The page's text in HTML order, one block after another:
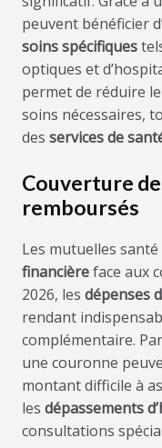
peuvent bénéficier
soins spécifiques
optiques et
permet de réduire
soins nécessaires,
des services de
Couverture
remboursés
Les mutuelles
financièreface aux
2026, les dépenses
rendant
complémentaire.
une couronne
montant difficile à
les dépassements
consultations